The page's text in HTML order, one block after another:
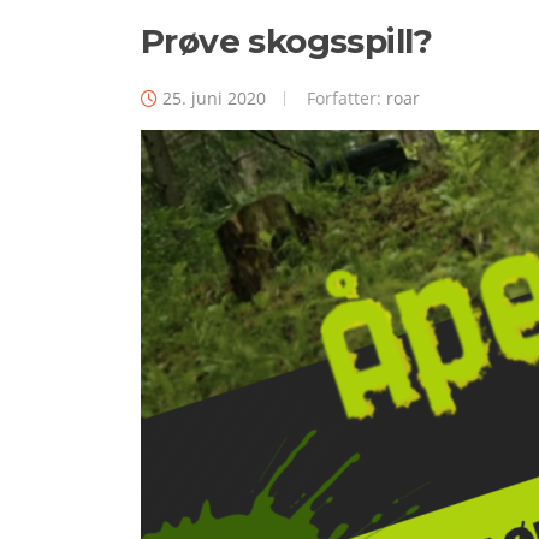
Prøve skogsspill?
25. juni 2020 Forfatter: roar